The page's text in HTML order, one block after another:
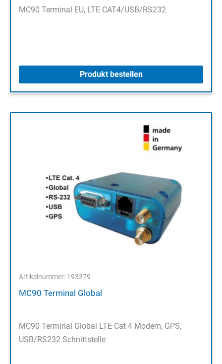
MC90 Terminal EU, LTE CAT4/USB/RS232
Produkt bestellen
Artikelnummer: 193379
MC90 Terminal Global
MC90 Terminal Global LTE Cat 4 Modem, GPS,
USB/RS232 Schnittstelle